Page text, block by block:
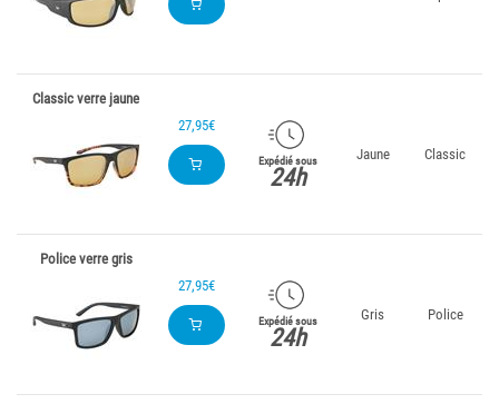
Classic verre jaune
27,95€
Expédié sous
24h
Jaune Classic
Police verre gris
27,95€
Expédié sous
24h
Gris Police